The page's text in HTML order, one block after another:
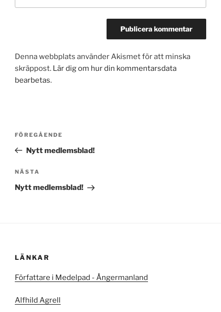
Denna webbplats använder Akismet för att minska
skräppost. Lär dig om hur din kommentarsdata
bearbetas.
Inläggsnavigering
Föregående
inlägg
FÖREGÅENDE
Nytt medlemsblad!
Nästa
inlägg
NÄSTA
Nytt medlemsblad!
LÄNKAR
Författare i Medelpad - Ångermanland
Alfhild Agrell